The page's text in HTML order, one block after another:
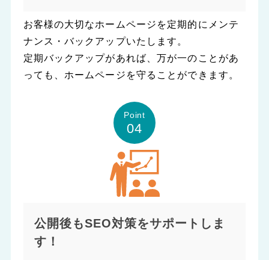
お客様の大切なホームページを定期的にメンテ
ナンス・バックアップいたします。
定期バックアップがあれば、万が一のことがあ
っても、ホームページを守ることができます。
Point
04
公開後もSEO対策をサポートしま
す！